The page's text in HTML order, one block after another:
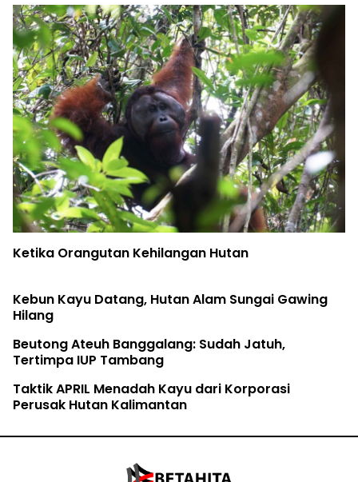
Ketika Orangutan Kehilangan Hutan
Kebun Kayu Datang, Hutan Alam Sungai Gawing
Hilang
Beutong Ateuh Banggalang: Sudah Jatuh,
Tertimpa IUP Tambang
Taktik APRIL Menadah Kayu dari Korporasi
Perusak Hutan Kalimantan